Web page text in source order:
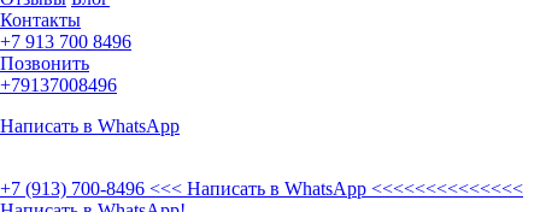
Контакты
+7 913 700 8496
Позвонить
+79137008496
Написать в WhatsApp
+7 (913) 700-8496 <<< Написать в WhatsApp <<<<<<<<<<<<<<